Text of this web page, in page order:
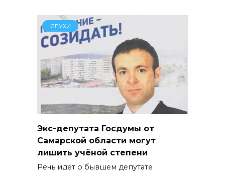
СЛУХИ
Экс-депутата Госдумы от
Самарской области могут
лишить учёной степени
Речь идёт о бывшем депутате